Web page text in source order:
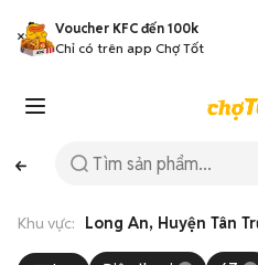
Voucher KFC đến 100k
Chỉ có trên app Chợ Tốt
Khu vực: Long An, Huyện Tân